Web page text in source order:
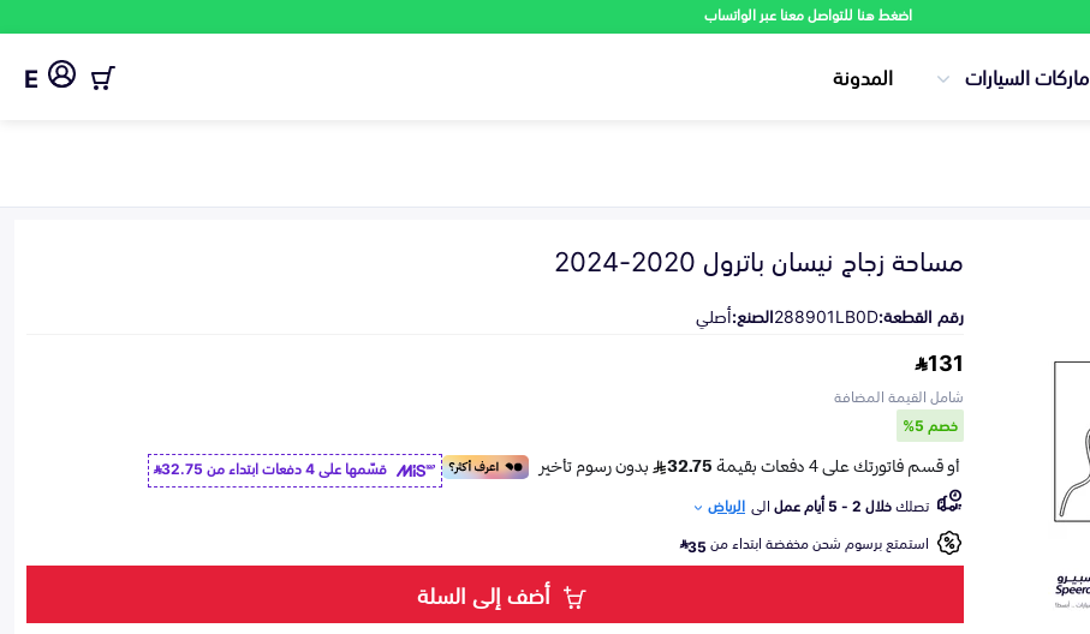
اضغط هنا للتواصل معنا عبر الواتساب
ماركات السيارات المدونة E
مساحة زجاج نيسان باترول 2020-2024
رقم القطعة:288901LB0Dالصنع:أصلي
131
شامل القيمة المضافة
خصم 5%
قسّمها على 4 دفعات ابتداء من
32.75
تصلكخلال 2 - 5 أيام عمل الى الرياض
استمتع برسوم شحن مخفضة ابتداء من35
أضف إلى السلة